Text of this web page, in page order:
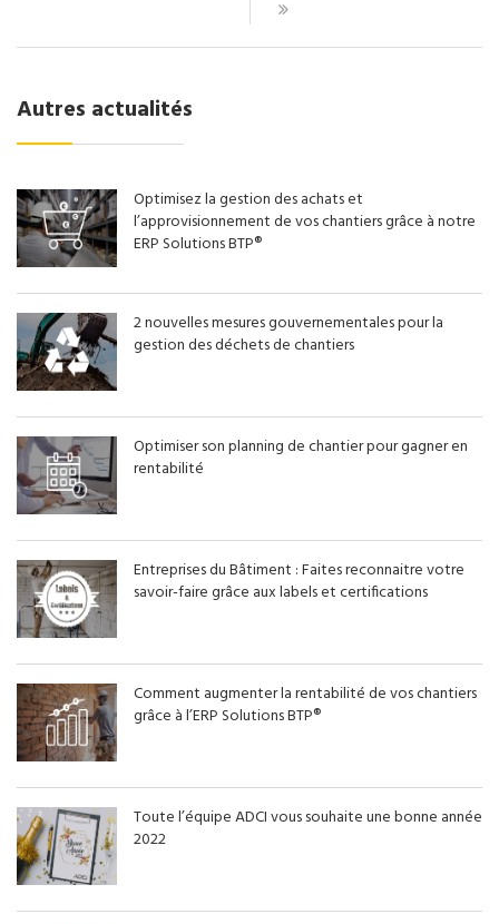
Autres actualités
Optimisez la gestion des achats et
l’approvisionnement de vos chantiers grâce à notre
ERP Solutions BTP®
2 nouvelles mesures gouvernementales pour la
gestion des déchets de chantiers
Optimiser son planning de chantier pour gagner en
rentabilité
Entreprises du Bâtiment : Faites reconnaitre votre
savoir-faire grâce aux labels et certifications
Comment augmenter la rentabilité de vos chantiers
grâce à l’ERP Solutions BTP®
Toute l’équipe ADCI vous souhaite une bonne année
2022